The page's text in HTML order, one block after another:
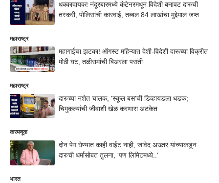
धक्कादायक! नंदूरबारमध्ये कंटेनरमधून विदेशी बनावट दारुची
तस्करी, पोलिसांची कारवाई, तब्बल 84 लाखांचा मुद्देमाल जप्त
महाराष्ट्र
महागाईचा झटका! ऑगस्ट महिन्यात देशी-विदेशी दारूच्या विक्रीत
मोठी घट, तळीरामांची बिअरला पसंती
महाराष्ट्र
दारुच्या नशेत चालक, 'स्कूल बस'ची डिव्हायडला धडक;
चिमुकल्यांची जीवाशी खेळ करणारा अटकेत
करमणूक
दोन पेग घेण्यात काही वाईट नाही, जावेद अख्तर यांच्याकडून
दारुची धर्मासोबत तुलना, 'पण लिमिटमध्ये..'
भारत